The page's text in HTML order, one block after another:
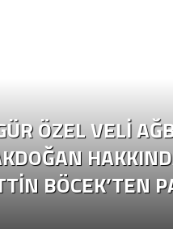
ÖZEL VELI
BÖCEK’TEN